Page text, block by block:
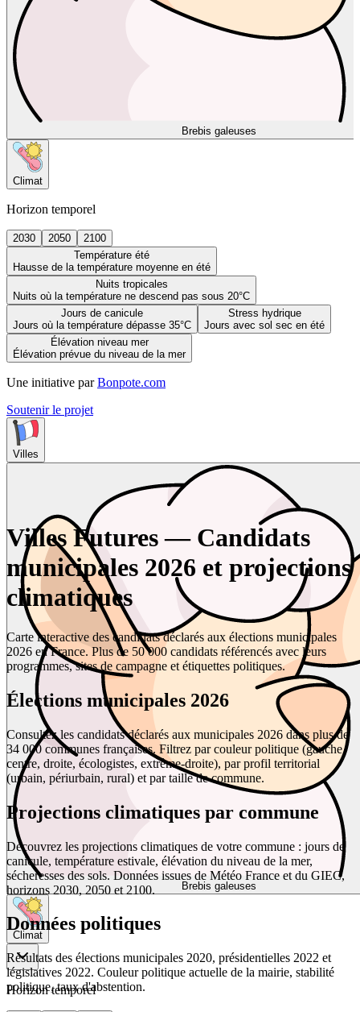
Brebis galeuses
Climat
Horizon temporel
2030 2050
2100
Température été
Hausse de la température moyenne en été
Nuits tropicales
Nuits où la température ne descend pas sous 20°C
Jours de canicule
Jours où la température dépasse 35°C
Stress hydrique
Jours avec sol sec en été
Élévation niveau mer
Élévation prévue du niveau de la mer
Une initiative par Bonpote.com
Soutenir le projet
Villes
Brebis galeuses
Climat
Horizon temporel
Villes Futures — Candidats
municipales 2026 et projections
climatiques
Carte interactive des candidats déclarés aux élections municipales
2026 en France. Plus de 50 000 candidats référencés avec leurs
programmes, sites de campagne et étiquettes politiques.
Élections municipales 2026
Consultez les candidats déclarés aux municipales 2026 dans plus de
34 000 communes françaises. Filtrez par couleur politique (gauche,
centre, droite, écologistes, extrême-droite), par profil territorial
(urbain, périurbain, rural) et par taille de commune.
Projections climatiques par commune
Découvrez les projections climatiques de votre commune : jours de
canicule, température estivale, élévation du niveau de la mer,
sécheresses des sols. Données issues de Météo France et du GIEC,
horizons 2030, 2050 et 2100.
Données politiques
Résultats des élections municipales 2020, présidentielles 2022 et
législatives 2022. Couleur politique actuelle de la mairie, stabilité
politique, taux d'abstention.